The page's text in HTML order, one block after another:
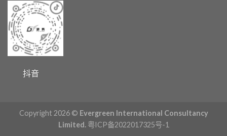
抖音
Copyright 2026 © Evergreen International Consultancy
Limited. 粤ICP备2022017325号-1